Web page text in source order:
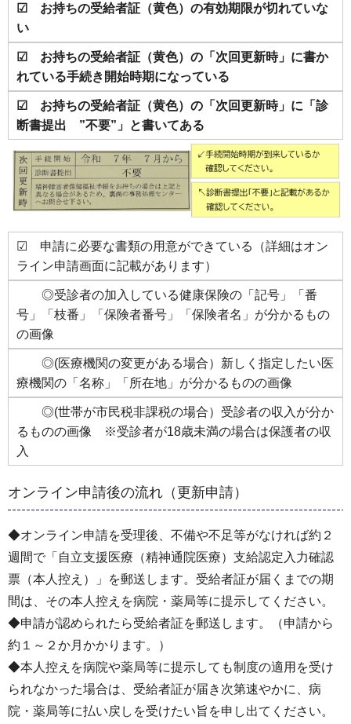
☑ お持ちの受給者証（黄色）の有効期限が切れていな
い
☑ お持ちの受給者証（黄色）の「次回更新時」に書か
れている手続き開始時期になっている
☑ お持ちの受給者証（黄色）の「次回更新時」に「診
断書提出 ”不要”」と書いてある
☑ 申請に必要な書類の用意ができている（詳細はオン
ライン申請画面に記載があります）
◎受診者の加入している健康保険の「記号」「番
号」「枝番」「保険者番号」「保険者名」が分かるもの
の画像
◎(医療機関の変更がある場合）新しく指定したい医
療機関の「名称」「所在地」が分かるものの画像
◎(世帯が市民税非課税の場合）受診者の収入が分か
るものの画像 ※受診者が18歳未満の場合は保護者の収
入
オンライン申請後の流れ（更新申請）
◆オンライン申請を受理後、不備や不足等がなければ約２
週間で「自立支援医療（精神通院医療）支給認定入力確認
票（本人控え）」を郵送します。受給者証が届くまでの期
間は、その本人控えを病院・薬局等に提示してください。
◆申請が認められたら受給者証を郵送します。（申請から
約１～２か月かかります。）
◆本人控えを病院や薬局等に提示しても制度の適用を受け
られなかった場合は、受給者証が届き次第速やかに、病
院・薬局等に払い戻しを受けたい旨を申し出てください。